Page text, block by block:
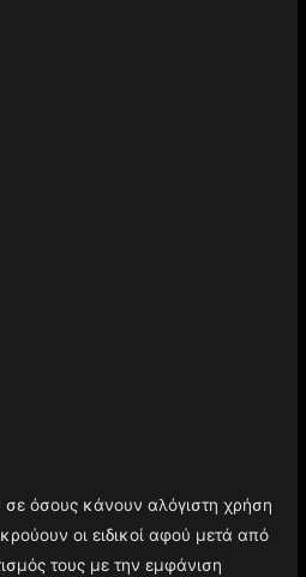
όσους κάνουν αλόγιστη χρήση
οι ειδικοί αφού μετά από
τους με την εμφάνιση